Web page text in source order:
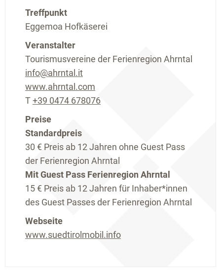
Treffpunkt
Eggemoa Hofkäserei
Veranstalter
Tourismusvereine der Ferienregion Ahrntal
info@ahrntal.it
www.ahrntal.com
T+39 0474 678076
Preise
Standardpreis
30 € Preis ab 12 Jahren ohne Guest Pass
der Ferienregion Ahrntal
Mit Guest Pass Ferienregion Ahrntal
15 € Preis ab 12 Jahren für Inhaber*innen
des Guest Passes der Ferienregion Ahrntal
Webseite
www.suedtirolmobil.info